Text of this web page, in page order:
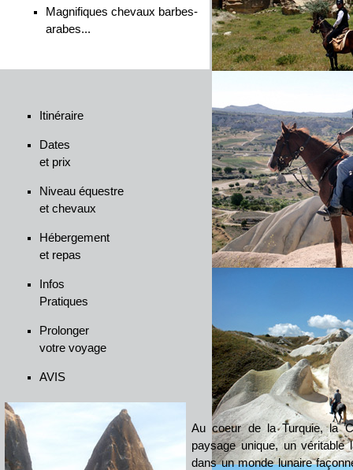
Itinéraire
Dates
et prix
Niveau équestre
et chevaux
Hébergement
et repas
Infos
Pratiques
Prolonger
votre voyage
AVIS
Au coeur de la Turquie, la
paysage unique, un véritable
dans un monde lunaire
Magnifiques chevaux barbes-
arabes...